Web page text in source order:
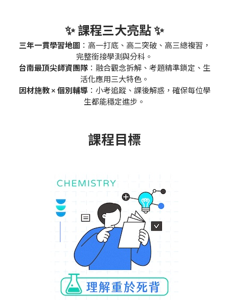
✨ 課程三大亮點 ✨
三年一貫學習地圖 ：高一打底、高二突破、高三總複習，
完整銜接學測與分科。
台南最頂尖師資團隊：融合觀念拆解、考題精準鎖定、生
活化應用三大特色。
因材施教 × 個別輔導：小考追蹤、課後解惑，確保每位學
生都能穩定進步。
課程目標